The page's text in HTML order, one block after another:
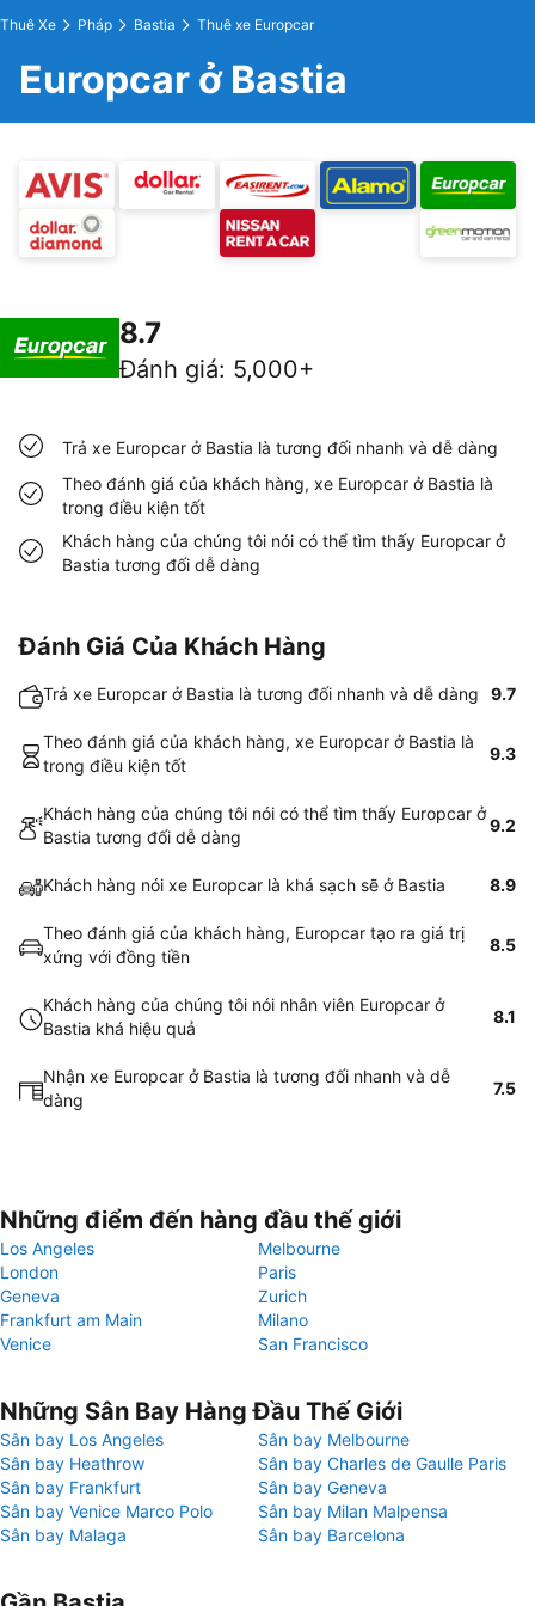
Thuê Xe Pháp Bastia Thuê xe Europcar
Europcar ở Bastia
8.7
Đánh giá: 5,000+
Trả xe Europcar ở Bastia là tương đối nhanh và dễ dàng
Theo đánh giá của khách hàng, xe Europcar ở Bastia là
trong điều kiện tốt
Khách hàng của chúng tôi nói có thể tìm thấy Europcar ở
Bastia tương đối dễ dàng
Đánh Giá Của Khách Hàng
Trả xe Europcar ở Bastia là tương đối nhanh và dễ dàng 9.7
Theo đánh giá của khách hàng, xe Europcar ở Bastia là
trong điều kiện tốt
9.3
Khách hàng của chúng tôi nói có thể tìm thấy Europcar ở
Bastia tương đối dễ dàng
9.2
Khách hàng nói xe Europcar là khá sạch sẽ ở Bastia 8.9
Theo đánh giá của khách hàng, Europcar tạo ra giá trị
xứng với đồng tiền
8.5
Khách hàng của chúng tôi nói nhân viên Europcar ở
Bastia khá hiệu quả
8.1
Nhận xe Europcar ở Bastia là tương đối nhanh và dễ
dàng
7.5
Những điểm đến hàng đầu thế giới
Los Angeles
Melbourne
London
Paris
Geneva
Zurich
Frankfurt am Main
Milano
Venice
San Francisco
Những Sân Bay Hàng Đầu Thế Giới
Sân bay Los Angeles
Sân bay Melbourne
Sân bay Heathrow
Sân bay Charles de Gaulle Paris
Sân bay Frankfurt
Sân bay Geneva
Sân bay Venice Marco Polo
Sân bay Milan Malpensa
Sân bay Malaga
Sân bay Barcelona